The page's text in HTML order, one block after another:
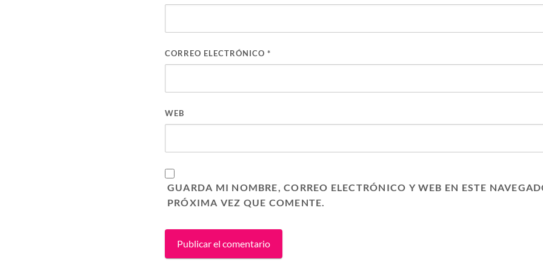
CORREO ELECTRÓNICO *
WEB
GUARDA MI NOMBRE, CORREO ELECTRÓNICO Y WEB EN ESTE
PRÓXIMA VEZ QUE COMENTE.